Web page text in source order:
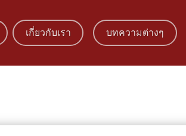
เกี่ยวกับเรา บทความต่างๆ